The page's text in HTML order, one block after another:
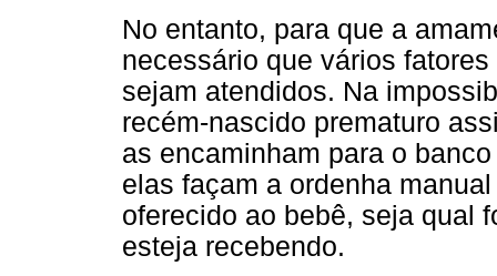
No entanto, para que a
necessário que vários
sejam atendidos. Na
recém-nascido prematuro
as encaminham para o
elas façam a ordenha
oferecido ao bebê, seja qual
esteja recebendo.